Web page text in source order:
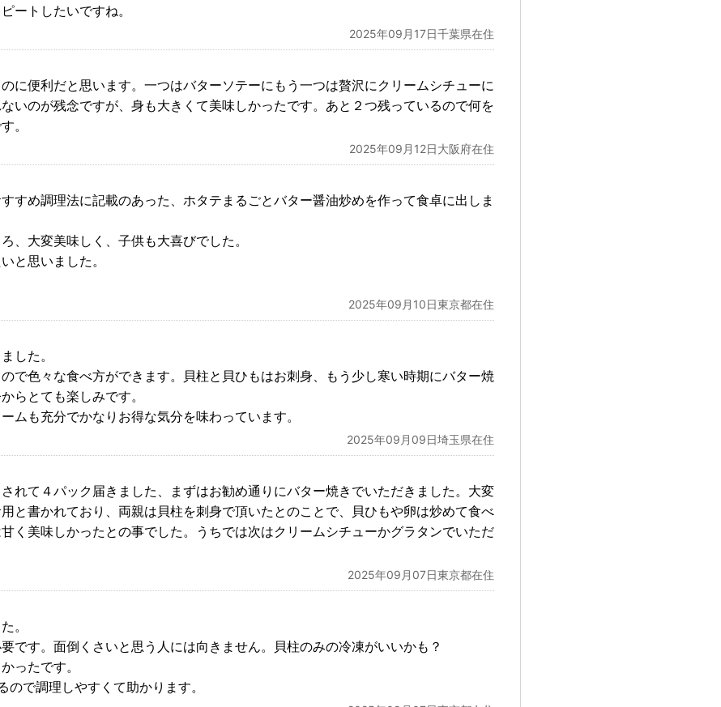
ートしたいですね。
2025年09月17日千葉県在住
に便利だと思います。一つはバターソテーにもう一つは贅沢にクリームシチューに
いのが残念ですが、身も大きくて美味しかったです。あと２つ残っているので何を
。
2025年09月12日大阪府在住
すめ調理法に記載のあった、ホタテまるごとバター醤油炒めを作って食卓に出しま
、大変美味しく、子供も大喜びでした。
と思いました。
2025年09月10日東京都在住
した。
で色々な食べ方ができます。貝柱と貝ひもはお刺身、もう少し寒い時期にバター焼
らとても楽しみです。
ムも充分でかなりお得な気分を味わっています。
2025年09月09日埼玉県在住
れて４パック届きました、まずはお勧め通りにバター焼きでいただきました。大変
と書かれており、両親は貝柱を刺身で頂いたとのことで、貝ひもや卵は炒めて食べ
く美味しかったとの事でした。うちでは次はクリームシチューかグラタンでいただ
2025年09月07日東京都在住
。
です。面倒くさいと思う人には向きません。貝柱のみの冷凍がいいかも？
ったです。
ので調理しやすくて助かります。